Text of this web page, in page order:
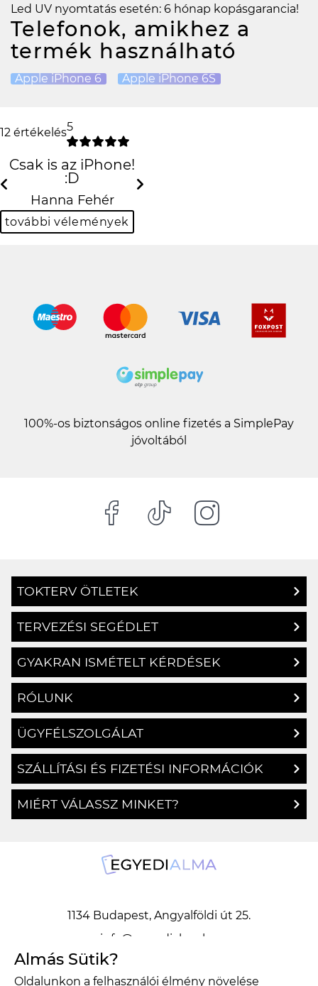
Led UV nyomtatás esetén: 6 hónap kopásgarancia!
Telefonok, amikhez a
termék használható
Apple iPhone 6 Apple iPhone 6S
12 értékelés5
Csak is az iPhone!
:D
Hanna Fehér
Previous Next
további vélemények
100%-os biztonságos online fizetés a SimplePay
jóvoltából
TOKTERV ÖTLETEK
TERVEZÉSI SEGÉDLET
GYAKRAN ISMÉTELT KÉRDÉSEK
RÓLUNK
ÜGYFÉLSZOLGÁLAT
SZÁLLÍTÁSI ÉS FIZETÉSI INFORMÁCIÓK
MIÉRT VÁLASSZ MINKET?
1134 Budapest, Angyalföldi út 25.
info@egyedialma.hu
Almás Sütik?
Oldalunkon a felhasználói élmény növelése